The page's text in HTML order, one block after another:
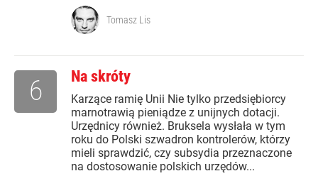
Tomasz Lis
Na skróty
Karzące ramię Unii Nie tylko przedsiębiorcy
marnotrawią pieniądze z unijnych dotacji.
Urzędnicy również. Bruksela wysłała w tym
roku do Polski szwadron kontrolerów, którzy
mieli sprawdzić, czy subsydia przeznaczone
na dostosowanie polskich urzędów...
6